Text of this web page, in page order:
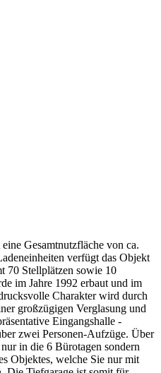
Gesamtnutzfläche von ca.
verfügt das Objekt
70 Stellplätzen sowie 10
im Jahre 1992 erbaut und im
Charakter wird durch
großzügigen Verglasung und
Eingangshalle -
zwei Personen-Aufzüge. Über
in die 6 Bürotagen sondern
Objektes, welche Sie nur mit